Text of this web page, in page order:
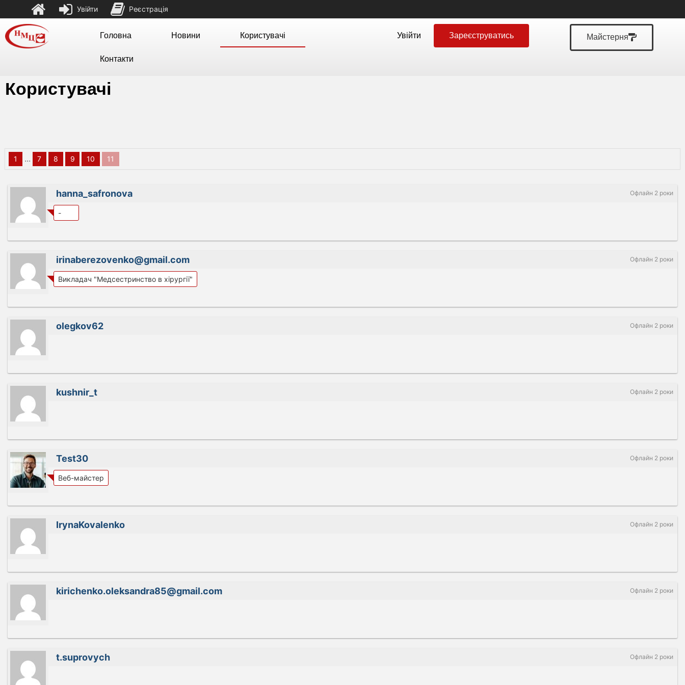
Головна Новини Користувачі
Контакти
Увійти Зареєструватись Майстерня
Користувачі
1 ... 7 8 9 10 11
Офлайн 2 роки
hanna_safronova
-
Офлайн 2 роки
irinaberezovenko@gmail.com
Викладач "Медсестринство в хірургії"
Офлайн 2 роки
olegkov62
Офлайн 2 роки
kushnir_t
Офлайн 2 роки
Test30
Веб-майстер
Офлайн 2 роки
IrynaKovalenko
Офлайн 2 роки
kirichenko.oleksandra85@gmail.com
Офлайн 2 роки
t.suprovych
Увійти Реєстрація